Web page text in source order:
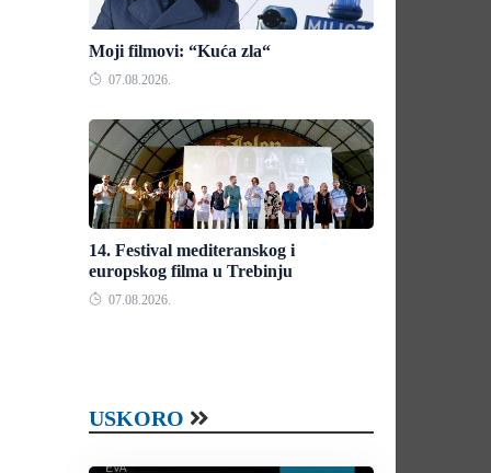
Moji filmovi: “Kuća zla“
07.08.2026.
14. Festival mediteranskog i
europskog filma u Trebinju
07.08.2026.
USKORO